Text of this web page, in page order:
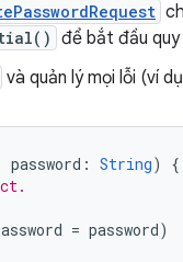
để bắt đầu
và quản lý mọi lỗi (ví
password : String)
{
= password)